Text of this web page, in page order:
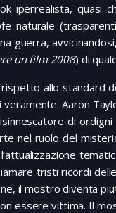
iperrealista, quasi
naturale
guerra,
un film 2008) di
allo standard
Aaron
di
nel ruolo del
tristi ricordi
il mostro diventa
essere vittima. Il